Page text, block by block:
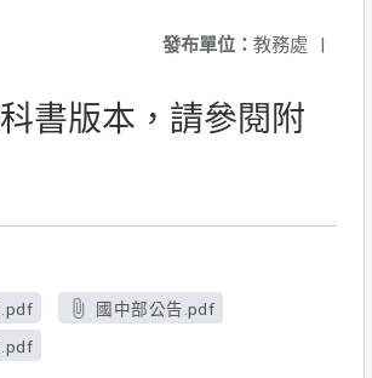
發布單位： 教務處 |
書版本，請參閱附
.pdf
國中部公告.pdf